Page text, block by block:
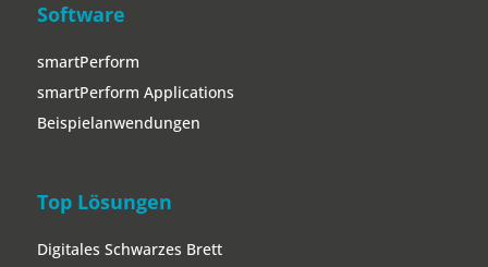
Software
smartPerform
smartPerform Applications
Beispielanwendungen
Top Lösungen
Digitales Schwarzes Brett